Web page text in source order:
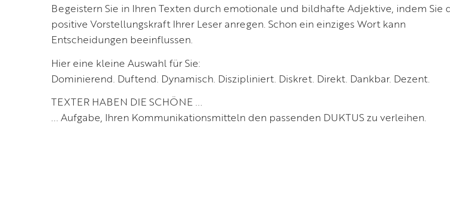
Begeistern Sie in Ihren Texten durch emotionale und bildhafte Adjektive, indem Sie
positive Vorstellungskraft Ihrer Leser anregen. Schon ein einziges Wort kann
Entscheidungen beeinflussen.
Hier eine kleine Auswahl für Sie:
Dominierend. Duftend. Dynamisch. Diszipliniert. Diskret. Direkt. Dankbar. Dezent.
TEXTER HABEN DIE SCHÖNE ...
... Aufgabe, Ihren Kommunikationsmitteln den passenden DUKTUS zu verleihen.